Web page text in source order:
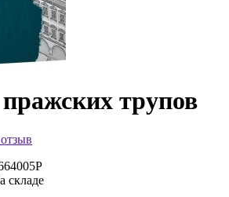
трупов
складе